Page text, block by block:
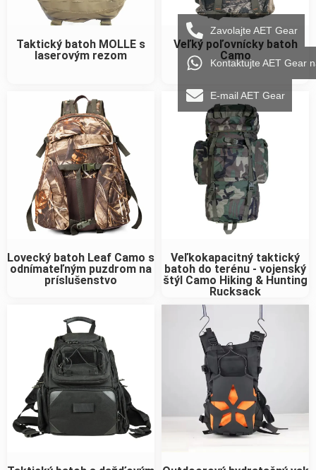
Taktický batoh MOLLE s
laserovým rezom
Veľký poľovnícky batoh
Camo
Lovecký batoh Leaf Camo s
odnímateľným puzdrom na
príslušenstvo
Veľkokapacitný taktický
batoh do terénu - vojenský
štýl Camo Hiking & Hunting
Rucksack
Zavolajte AET Gear
Kontaktujte AET Gear
E-mail AET Gear